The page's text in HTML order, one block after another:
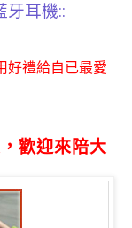
牙耳機::
好禮給自已最愛
歡迎來陪大